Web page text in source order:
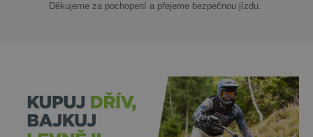
Děkujeme za pochopení a přejeme bezpečnou jízdu.